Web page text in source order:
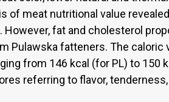
of meat nutritional value
fat and cholesterol
Pulawska fatteners. The caloric
from 146 kcal (for PL) to 150
referring to flavor,